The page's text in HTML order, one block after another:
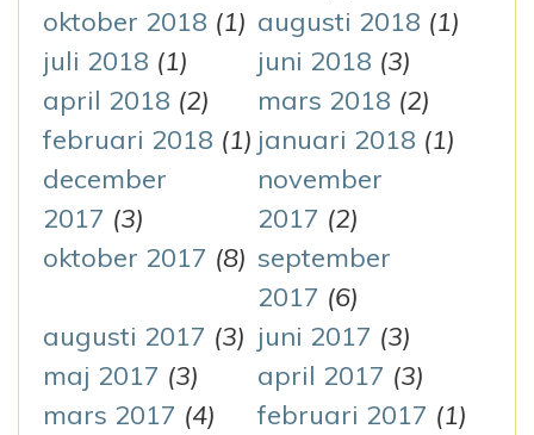
oktober 2018 (1) augusti 2018 (1)
juli 2018 (1) juni 2018 (3)
april 2018 (2) mars 2018 (2)
februari 2018 (1) januari 2018 (1)
december
2017 (3)
november
2017 (2)
oktober 2017 (8) september
2017 (6)
augusti 2017 (3) juni 2017 (3)
maj 2017 (3) april 2017 (3)
mars 2017 (4) februari 2017 (1)